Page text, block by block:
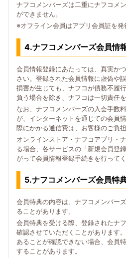
ナフコメンバーズは二重にナフコメ
ができません。
※オフライン会員はアプリ会員証を発
4.ナフコメンバーズ会員情
会員情報登録にあたっては、真実か
さい。登録された会員情報に虚偽や
損害が生じても、ナフコが債務不履
負う場合を除き、ナフコは一切責任を
なお、ナフコメンバーズの入会手数
が、インターネットを通じての会員
際にかかる通信費は、お客様のご負担
オンラインストア・ナフコアプリ・
る場合、各サービスの「新規会員登
がって会員情報登録手続きを行ってく
5.ナフコメンバーズ会員特
会員特典の内容は、ナフコメンバー
ることがあります。
会員特典を受ける際、登録されたナ
確認させていただくことがあります
あることが確認できない場合、会員
することがあります。